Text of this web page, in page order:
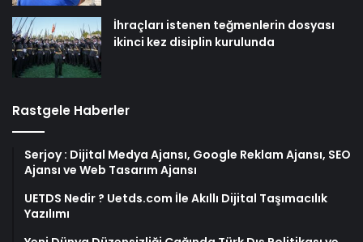
İhraçları istenen teğmenlerin dosyası
ikinci kez disiplin kurulunda
Rastgele Haberler
Serjoy : Dijital Medya Ajansı, Google Reklam Ajansı, SEO
Ajansı ve Web Tasarım Ajansı
UETDS Nedir ? Uetds.com İle Akıllı Dijital Taşımacılık
Yazılımı